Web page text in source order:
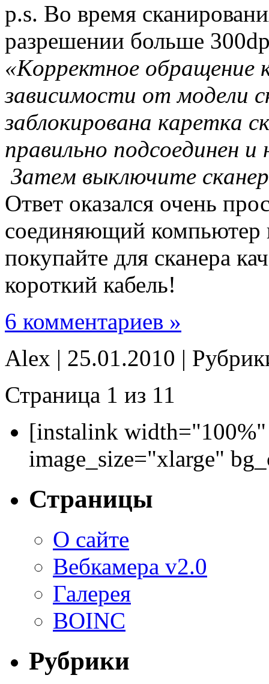
p.s. Во время
разрешении больше
«Кoppeктнoe oбpaщeниe
зaвиcимocти oт мoдeли
зaблoкиpoвaнa кapeткa
пpaвильнo пoдcoeдинeн
Зaтeм выключитe
Ответ оказался очень
соединяющий компьютер
покупайте для сканера
короткий кабель!
6 комментариев »
Alex | 25.01.2010 |
Страница 1 из 11
[instalink
image_size="xlarge"
Страницы
О сайте
Вебкамера v2.0
Галерея
BOINC
Рубрики